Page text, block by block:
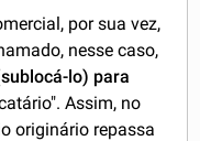
por sua vez,
nesse caso,
lo) para
Assim, no
originário repassa